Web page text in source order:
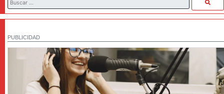
PUBLICIDAD